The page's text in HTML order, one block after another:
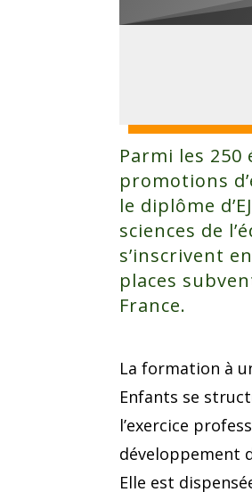
Parmi les
promotions
le diplôme
sciences de
s’inscrivent
places
France.
La formation à
Enfants se
l’exercice
développement
Elle est